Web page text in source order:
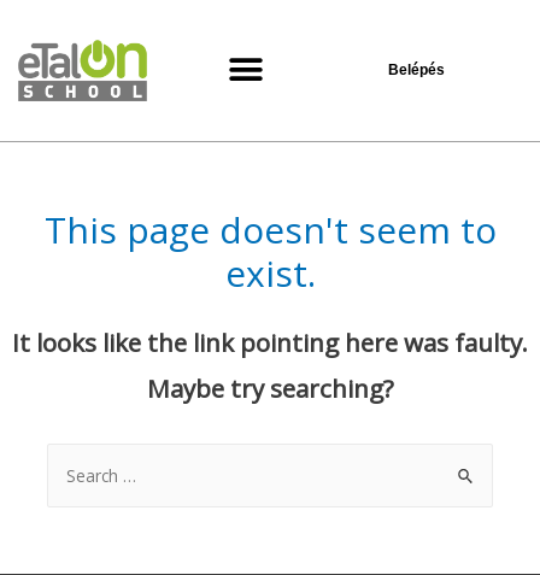
Belépés
This page doesn't seem to
exist.
It looks like the link pointing here was faulty.
Maybe try searching?